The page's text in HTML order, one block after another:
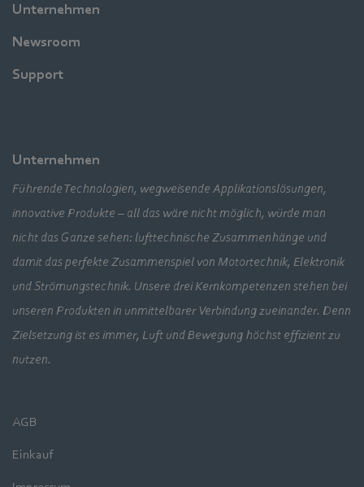
Unternehmen
Newsroom
Support
Unternehmen
Führende Technologien, wegweisende Applikationslösungen,
innovative Produkte – all das wäre nicht möglich, würde man
nicht das Ganze sehen: lufttechnische Zusammenhänge und
damit das perfekte Zusammenspiel von Motortechnik, Elektronik
und Strömungstechnik. Unsere drei Kernkompetenzen stehen bei
unseren Produkten in unmittelbarer Verbindung zueinander. Denn
Zielsetzung ist es immer, Luft und Bewegung höchst effizient zu
nutzen.
AGB
Einkauf